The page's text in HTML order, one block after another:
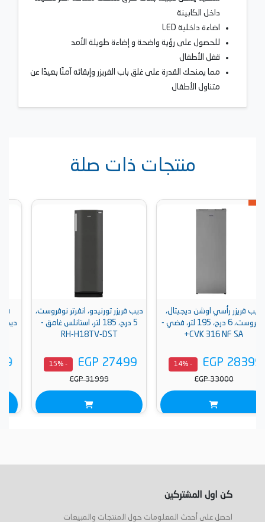
داخل الكابينة
اضاءة داخلية LED
للحصول على رؤية واضحة و إضاءة طويلة الأمد
قفل الأطفال
مما يمنحك القدرة على غلق باب الفريزر وإبقائه آمنًا بعيدًا عن
متناول الأطفال
منتجات ذات صلة
6 درج، 195 لتر، فضي -
ديب فريزر تورنيدو، انفرتر نوفروست،
5 درج، 185 لتر، استانلس غامق -
RH-H18TV-DST
EGP 27499
فريزر رأسي توشيبا،
ديجيتال، 238 لتر، 7
GR-RU312WE-DMN(06)
EGP 29999
كن اول المشتركين
احصل على أحدث المعلومات حول المنتجات والمبيعات